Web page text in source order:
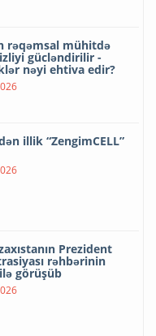
rəqəmsal mühitdə
gücləndirilir -
nəyi ehtiva edir?
illik “ZengimCELL”
Prezident
rəhbərinin
görüşüb